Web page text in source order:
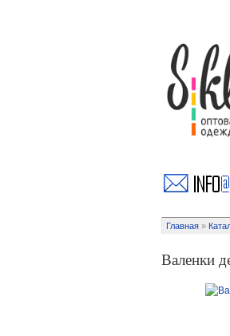
Главная »
Валенки